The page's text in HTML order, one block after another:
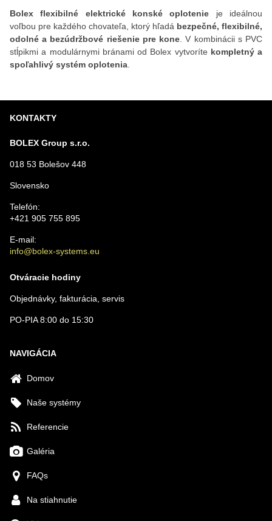
Bolex flexibilné elektrické konské oplotenie je ideálnou
voľbou pre každého chovateľa, ktorý hľadá bezpečné, flexibilné,
odolné a bezúdržbové riešenie pre kone . V kombinácii s PVC
stĺpikmi a modulárnymi bránami od Bolex vytvoríte kompletný a
spoľahlivý systém oplotenia
KONTAKTY
BOLEX Group s.r.o.
018 53 Bolešov 448
Slovensko
Telefón:
+421 905 755 895
E-mail:
info@bolex-systems.eu
Otváracie hodiny
Objednávky, fakturácia, servis
PO-PIA 8:00 do 15:30
NAVIGÁCIA
Domov
Naše systémy
Referencie
Galéria
FAQs
Na stiahnutie